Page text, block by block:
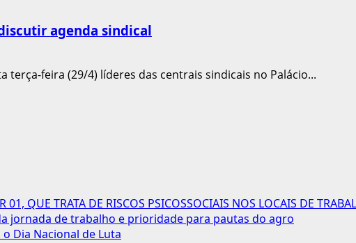
agenda sindical
terça-feira (29/4) líderes das centrais sindicais no Palácio...
01, QUE TRATA DE RISCOS PSICOSSOCIAIS NOS LOCAIS DE
jornada de trabalho e prioridade para pautas do agro
Dia Nacional de Luta